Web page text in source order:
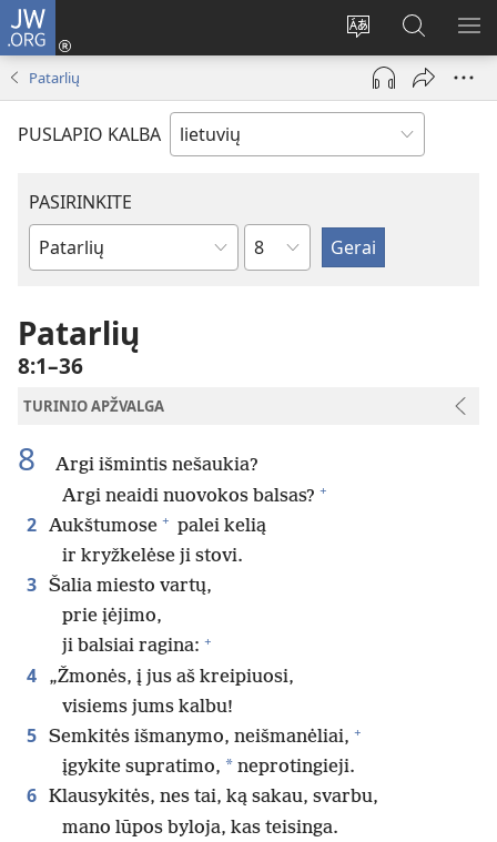
JW.ORG
Pakeisti
svetainės
kalbą
Prisijungti
(atsiveria
naujas
langas)
Paieška
svetainėje
JW.ORG
Patarlių
PUSLAPIO KALBA
PASIRINKITE
Biblijos
skyrius
Patarlių
8:1–36
TURINIO APŽVALGA
8
Argi išmintis nešaukia?
Argi neaidi nuovokos balsas? +
2 Aukštumose + palei kelią
ir kryžkelėse ji stovi.
3 Šalia miesto vartų,
prie įėjimo,
ji balsiai ragina: +
4
„Žmonės, į jus aš kreipiuosi,
visiems jums kalbu!
5 Semkitės išmanymo, neišmanėliai, +
įgykite supratimo, * neprotingieji.
6 Klausykitės, nes tai, ką sakau, svarbu,
mano lūpos byloja, kas teisinga.